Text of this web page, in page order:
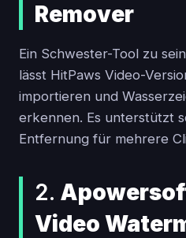
Remover
Ein Schwester-Tool zu
lässt HitPaws Video-
importieren und
erkennen. Es unterstützt
Entfernung für mehrere
2.
Video